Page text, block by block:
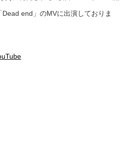
end」のMVに出演しておりま